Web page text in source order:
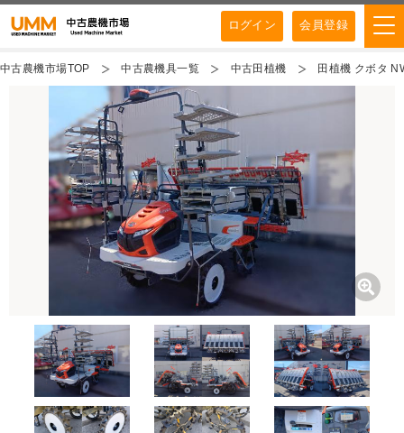
ログイン 会員登録
中古農機市場TOP 中古農機具一覧 中古田植機 田植機 クボタ